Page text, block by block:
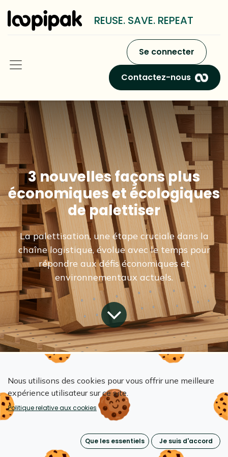
REUSE. SAVE. REPEAT
Se connecter
Contactez-nous
3 nouvelles façons plus
économiques et écologiques
de palettiser
La palettisation, une étape cruciale dans la
chaîne logistique, évolue avec le temps pour
répondre aux défis économiques et
environnementaux actuels.
Emballages réutilisables & écoconception
3 nouvelles façons plus économiques et écologiques de palettiser
Voici quelques-unes des nouvelles façons plus
Nous utilisons des cookies pour vous offrir une meilleure
expérience utilisateur sur ce site.
Politique relative aux cookies
Que les essentiels Je suis d'accord